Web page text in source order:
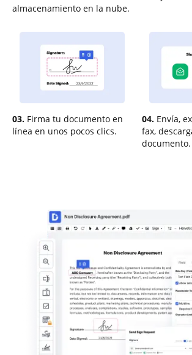
almacenamiento en la nube.
03. Firma tu documento en
línea en unos pocos clics.
04. Envía,
fax,
documento.